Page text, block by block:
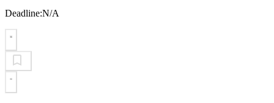
Deadline:N/A